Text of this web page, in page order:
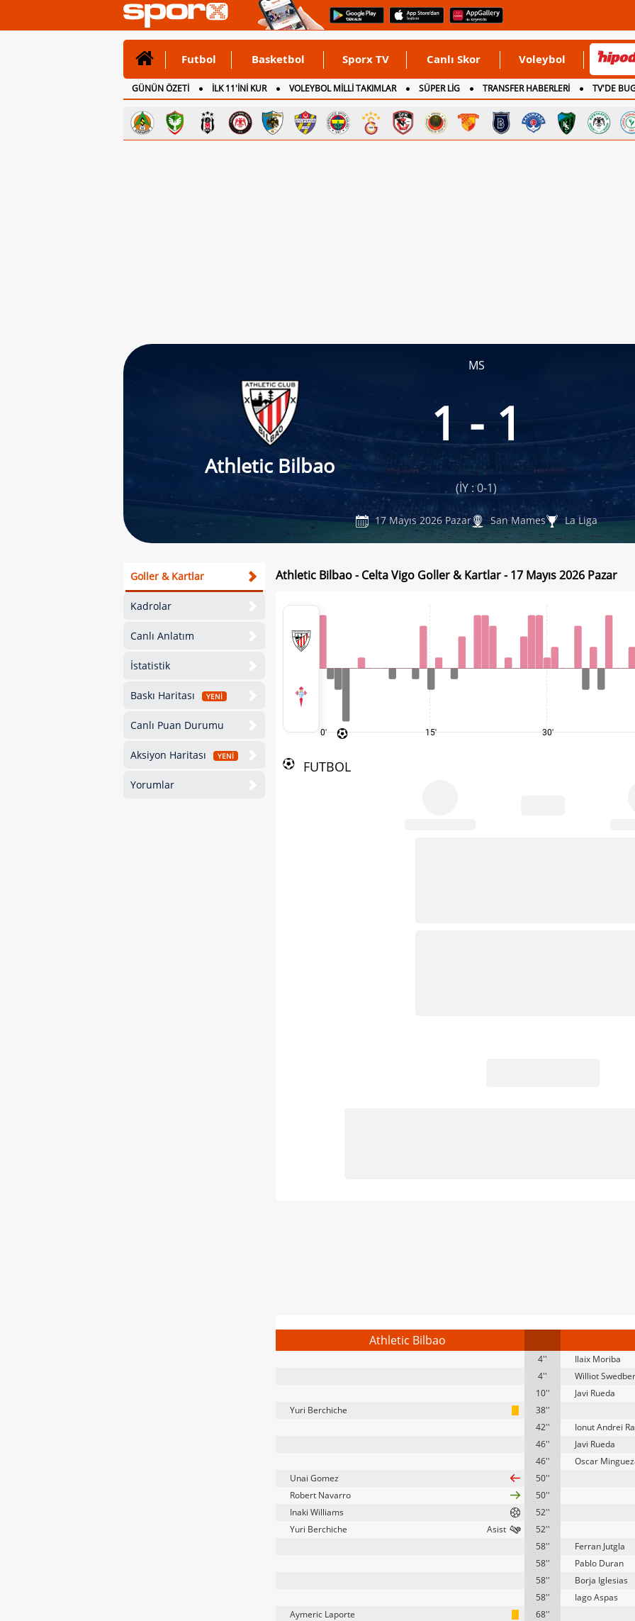
Futbol Basketbol Sporx TV Canlı Skor Voleybol
GÜNÜN ÖZETİ İLK 11'İNİ KUR VOLEYBOL MİLLİ TAKIMLAR SÜPER LİG TRANSFER HABERLERİ
TV'DE
CANLI ANLATIM
İNGİLTERE
MS
Athletic Bilbao
1 - 1
(İY : 0-1)
17 Mayıs 2026 Pazar San Mames La Liga
Goller & Kartlar
Kadrolar
Canlı Anlatım
İstatistik
Baskı Haritası YENİ
Canlı Puan Durumu
Aksiyon Haritası YENİ
Yorumlar
Athletic Bilbao - Celta Vigo Goller & Kartlar - 17 Mayıs 2026 Pazar
0' 15' 30'
FUTBOL
Athletic Bilbao
4''
Ilaix Moriba
4''
Williot
10''
Javi Rueda
Yuri Berchiche
38''
42''
Ionut Andrei
46''
Javi Rueda
46''
Oscar
Unai Gomez
50''
Robert Navarro
50''
Inaki Williams
52''
Yuri Berchiche
52''
58''
Ferran Jutgla
58''
Pablo Duran
58''
Borja Iglesias
58''
Iago Aspas
Aymeric Laporte
68''